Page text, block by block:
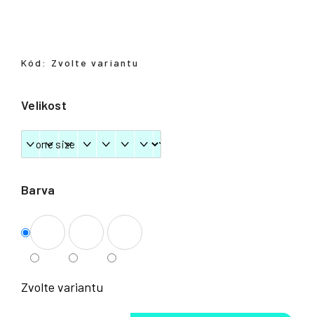
Barva
Velikost
Zvolte variantu
Kód: Zvolte variantu